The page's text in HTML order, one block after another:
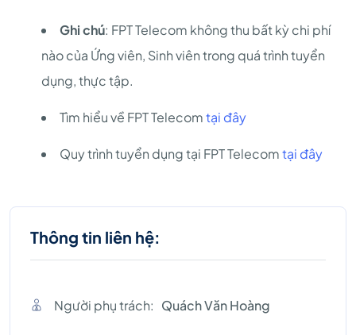
Ghi chú: FPT Telecom không thu bất kỳ chi phí
nào của Ứng viên, Sinh viên trong quá trình tuyển
dụng, thực tập.
Tìm hiểu về FPT Telecomtại đây
Quy trình tuyển dụng tại FPT Telecomtại đây
Thông tin liên hệ:
Người phụ trách: Quách Văn Hoàng